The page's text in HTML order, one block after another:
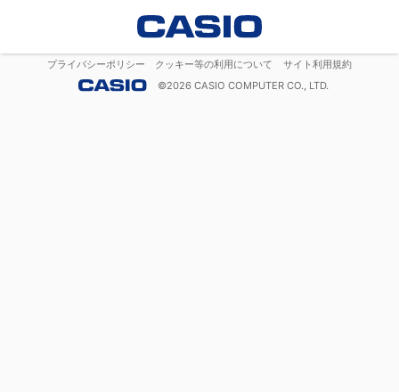
プライバシーポリシー クッキー等の利用について
サイト利用規約
©2026 CASIO COMPUTER CO., LTD.